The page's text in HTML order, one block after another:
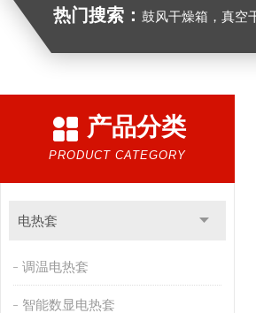
热门搜索： 鼓风干燥箱，真空干燥
产品分类
PRODUCT CATEGORY
电热套
调温电热套
智能数显电热套